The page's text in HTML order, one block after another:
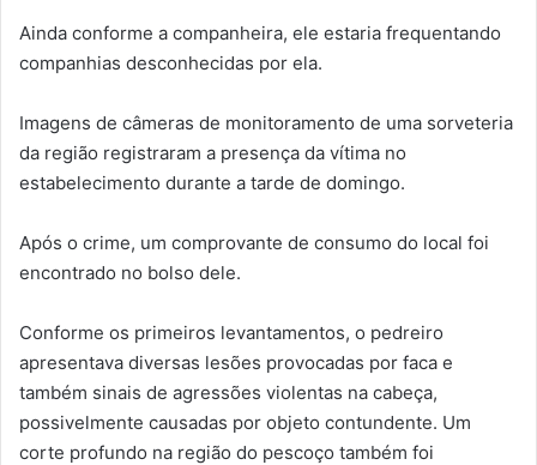
Ainda conforme a companheira, ele estaria frequentando
companhias desconhecidas por ela.
Imagens de câmeras de monitoramento de uma sorveteria
da região registraram a presença da vítima no
estabelecimento durante a tarde de domingo.
Após o crime, um comprovante de consumo do local foi
encontrado no bolso dele.
Conforme os primeiros levantamentos, o pedreiro
apresentava diversas lesões provocadas por faca e
também sinais de agressões violentas na cabeça,
possivelmente causadas por objeto contundente. Um
corte profundo na região do pescoço também foi